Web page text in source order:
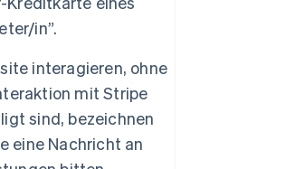
in”.
interagieren, ohne
mit Stripe
sind, bezeichnen
eine Nachricht an